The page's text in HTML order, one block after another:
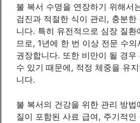
불 복서 수명을 연장하기 위해서
검진과 적절한 식이 관리, 충분한
니다. 특히 유전적으로 심장 질환
므로, 1년에 한 번 이상 전문 수
권장합니다. 또한 비만이 될 경우
수 있기 때문에, 적정 체중을 유
니다.
불 복서의 건강을 위한 관리 방법
질이 포함된 사료 급여, 주기적인